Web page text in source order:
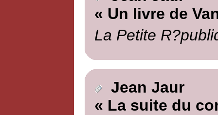
« Un livre de
La Petite
Jean Jaur
« La suite du